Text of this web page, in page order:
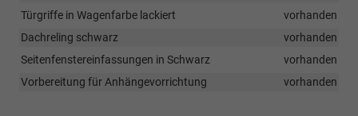
Türgriffe in Wagenfarbe lackiert
vorhanden
Dachreling schwarz
vorhanden
Seitenfenstereinfassungen in Schwarz
vorhanden
Vorbereitung für Anhängevorrichtung
vorhanden